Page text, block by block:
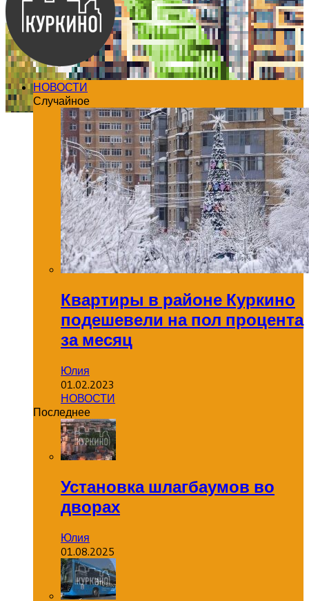
НОВОСТИ
Случайное
Квартиры в районе Куркино
подешевели на пол процента
за месяц
Юлия
01.02.2023
НОВОСТИ
Последнее
Установка шлагбаумов во
дворах
Юлия
01.08.2025